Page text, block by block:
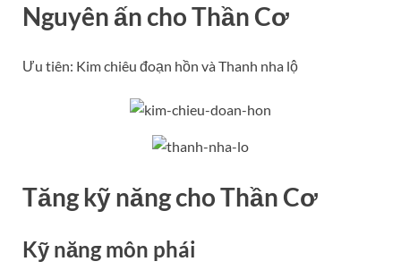
Nguyên ấn cho Thần Cơ
Ưu tiên: Kim chiêu đoạn hồn và Thanh nha lộ
Tăng kỹ năng cho Thần Cơ
Kỹ năng môn phái